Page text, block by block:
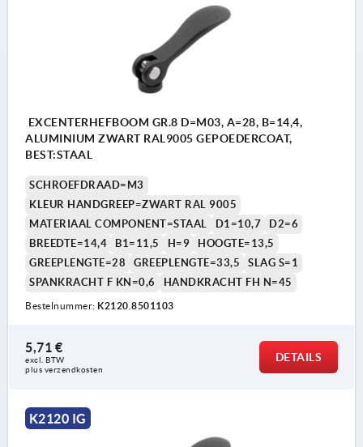
EXCENTERHEFBOOM GR.8 D=M03, A=28, B=14,4,
ALUMINIUM ZWART RAL9005 GEPOEDERCOAT,
BEST:STAAL
SCHROEFDRAAD=M3
KLEUR HANDGREEP=ZWART RAL 9005
MATERIAAL COMPONENT=STAAL
D1=10,7
D2=6
BREEDTE=14,4
B1=11,5 H=9
HOOGTE=13,5
GREEPLENGTE=28
GREEPLENGTE=33,5
SLAG S=1
SPANKRACHT F KN=0,6
HANDKRACHT FH N=45
Bestelnummer: K2120.8501103
5,71 €
excl. BTW
plus verzendkosten
DETAILS
K2120 IG